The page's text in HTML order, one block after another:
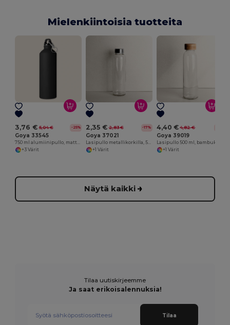
Mielenkiintoisia tuotteita
3,76 € 5,04 € -25%
Goya 33545
+3 Värit
2,35 € 2,83 € -17%
Goya 37021
+1 Värit
4,40 € 4,82 €
Goya 39019
+1 Värit
Näytä kaikki
Tilaa uutiskirjeemme
Ja saat erikoisalennuksia!
Tilaa